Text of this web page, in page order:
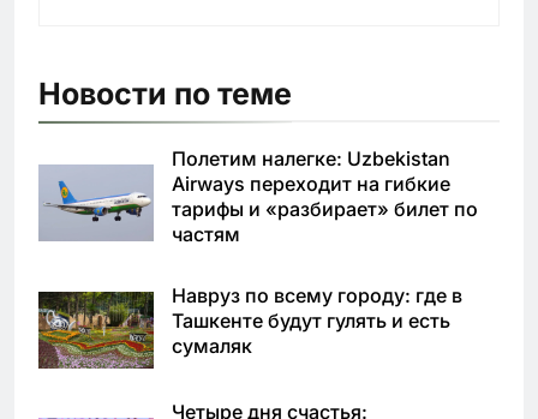
Новости по теме
Полетим налегке: Uzbekistan
Airways переходит на гибкие
тарифы и «разбирает» билет по
частям
Навруз по всему городу: где в
Ташкенте будут гулять и есть
сумаляк
Четыре дня счастья: